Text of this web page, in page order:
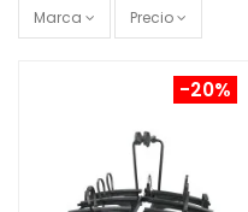
Marca Precio
-20%